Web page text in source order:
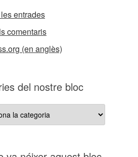
entrades
comentaris
(en anglès)
del nostre bloc